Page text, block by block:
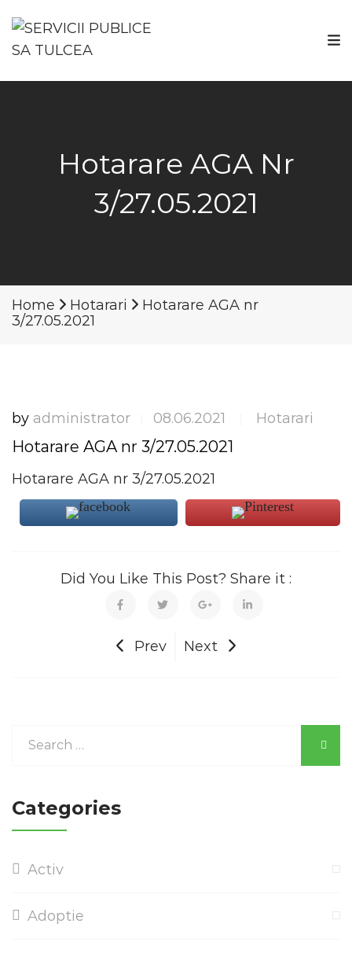
Hotarare AGA Nr
3/27.05.2021
Home Hotarari
Hotarare AGA nr
3/27.05.2021
by administrator 08.06.2021 Hotarari
Hotarare AGA nr 3/27.05.2021
Hotarare AGA nr 3/27.05.2021
Did You Like This Post? Share it :
Prev Next
Categories
Activ
Adoptie